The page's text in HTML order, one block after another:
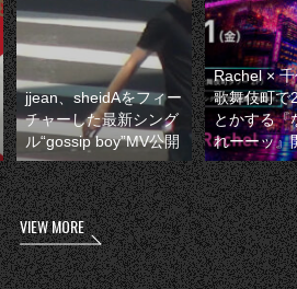
jjean、sheidAをフィー
チャーした最新シング
ル“gossip boy”MV公開
Rachel ×
歌舞伎町で
とかする『
れーーッ』
VIEW MORE